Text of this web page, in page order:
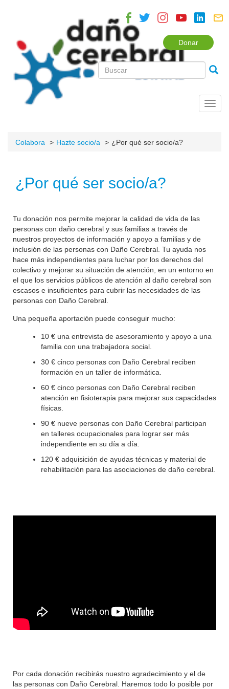
Donar
Colabora Hazte socio/a ¿Por qué ser socio/a?
¿Por qué ser socio/a?
Tu donación nos permite mejorar la calidad de vida de las
personas con daño cerebral y sus familias a través de
nuestros proyectos de información y apoyo a familias y de
inclusión de las personas con Daño Cerebral. Tu ayuda nos
hace más independientes para luchar por los derechos del
colectivo y mejorar su situación de atención, en un entorno en
el que los servicios públicos de atención al daño cerebral son
escasos e insuficientes para cubrir las necesidades de las
personas con Daño Cerebral.
Una pequeña aportación puede conseguir mucho:
10 € una entrevista de asesoramiento y apoyo a una
familia con una trabajadora social.
30 € cinco personas con Daño Cerebral reciben
formación en un taller de informática.
60 € cinco personas con Daño Cerebral reciben
atención en fisioterapia para mejorar sus capacidades
físicas.
90 € nueve personas con Daño Cerebral participan
en talleres ocupacionales para lograr ser más
independiente en su día a día.
120 € adquisición de ayudas técnicas y material de
rehabilitación para las asociaciones de daño cerebral.
Por cada donación recibirás nuestro agradecimiento y el de
las personas con Daño Cerebral. Haremos todo lo posible por